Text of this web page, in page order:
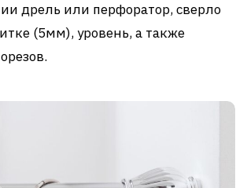
дрель или перфоратор, сверло
(5мм), уровень, а также